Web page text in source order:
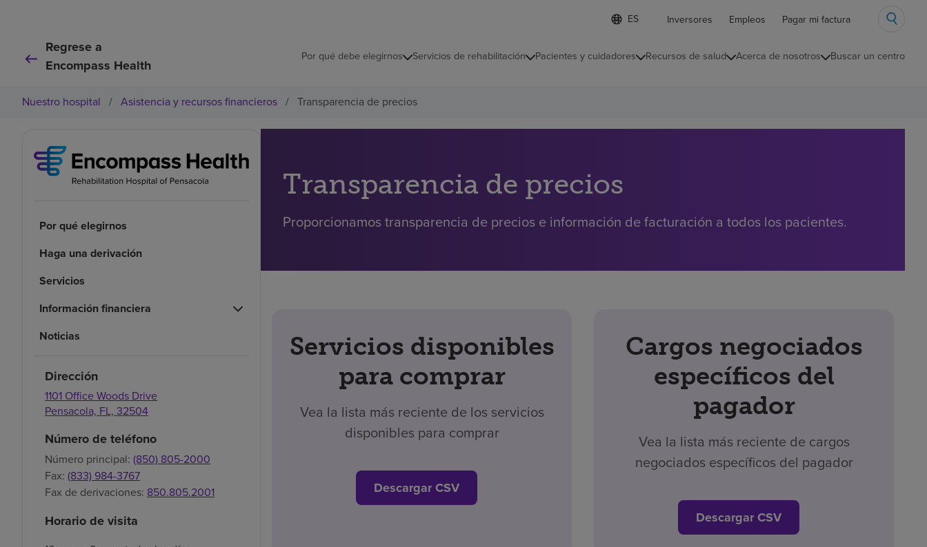
Lista
de
contraída
d
o
e
o
n
d
Inversores Empleos Pagar mi factura
Regrese a
Encompass Health
Por qué debe elegirnos Servicios de rehabilitación Pacientes y cuidadores Recursos de salud Acerca de nosotros Buscar un centro
Nuestro hospital / Asistencia y recursos financieros / Transparencia de precios
Por qué elegirnos
Haga una derivación
Servicios
Información financiera
Noticias
Dirección
1101 Office Woods Drive
Pensacola, FL, 32504
Número de teléfono
Número principal: (850) 805-2000
Fax: (833) 984-3767
Fax de derivaciones: 850.805.2001
Horario de visita
Transparencia de precios
Proporcionamos transparencia de precios e información de facturación a todos los pacientes.
Servicios disponibles
para comprar
Vea la lista más reciente de los servicios
disponibles para comprar
Descargar CSV
Cargos negociados
específicos del
pagador
Vea la lista más reciente de cargos
negociados específicos del pagador
Descargar CSV